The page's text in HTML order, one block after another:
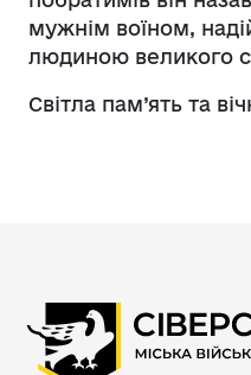
мужнім воїном,
людиною великого
Світла пам’ять та